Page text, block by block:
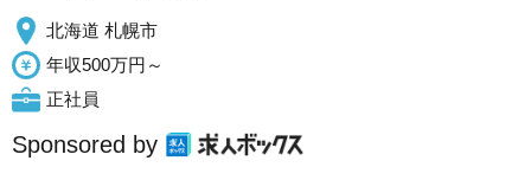
北海道 札幌市
年収500万円～
正社員
Sponsored by